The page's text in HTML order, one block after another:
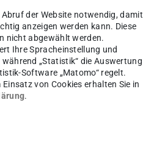
der Website notwendig, damit
anzeigen werden kann. Diese
nicht abgewählt werden.
Ihre Spracheinstellung und
„Statistik“ die Auswertung
Software „Matomo“ regelt.
von Cookies erhalten Sie in
.